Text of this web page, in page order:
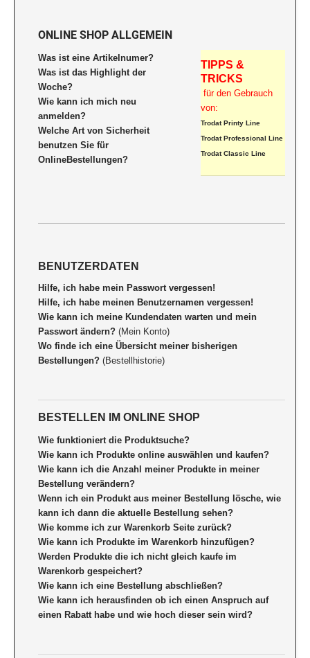
Holzstempel bis 80 mm
Holzstempel bis 90 mm
CopyOf Holzstempel bis 100 mm
RUNDSTEMPEL
Holzstempel bis 80 mm
Holzstempel bis 90 mm
RUNDSTEMPEL
PROFESSIONAL LINE ZIFFERN- UND
WORTBANDDREHSTEMPEL
CLASSIC LINE DATUMSTEMPEL MIT PLATTE
2910 (MIT ANTRIEBSRÄDERN)
CLASSIC LINE DATUMSTEMPEL MIT STEG
WORTBANDDREHSTEMPEL
SONSTIGE CLASSIC LINE HANDSTMEPEL
SWOP-PAD AUSTAUSCHKISSEN
PROFESSIONAL LINE
STEMPELFARBEN
STEMPELTRÄGER
DEINE DINGE STEMPEL
ONLINE SHOP ALLGEMEIN
Was ist eine Artikelnumer?
Was ist das Highlight der
Woche?
Wie kann ich mich neu
anmelden?
Welche Art von Sicherheit
benutzen Sie für
OnlineBestellungen?
TIPPS &
TRICKS
für den Gebrauch
von:
Trodat Printy Line
Trodat Professional Line
Trodat Classic Line
BENUTZERDATEN
Hilfe, ich habe mein Passwort vergessen!
Hilfe, ich habe meinen Benutzernamen vergessen!
Wie kann ich meine Kundendaten warten und mein
Passwort ändern?(Mein Konto)
Wo finde ich eine Übersicht meiner bisherigen
Bestellungen?(Bestellhistorie)
BESTELLEN IM ONLINE SHOP
Wie funktioniert die Produktsuche?
Wie kann ich Produkte online auswählen und kaufen?
Wie kann ich die Anzahl meiner Produkte in meiner
Bestellung verändern?
Wenn ich ein Produkt aus meiner Bestellung lösche, wie
kann ich dann die aktuelle Bestellung sehen?
Wie komme ich zur Warenkorb Seite zurück?
Wie kann ich Produkte im Warenkorb hinzufügen?
Werden Produkte die ich nicht gleich kaufe im
Warenkorb gespeichert?
Wie kann ich eine Bestellung abschließen?
Wie kann ich herausfinden ob ich einen Anspruch auf
einen Rabatt habe und wie hoch dieser sein wird?